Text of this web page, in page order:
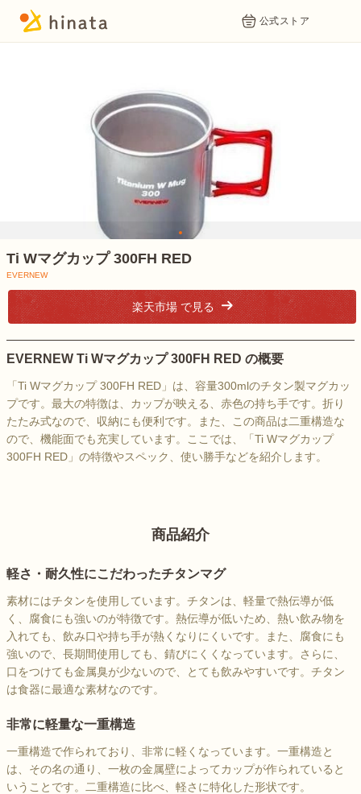
公式ストア
1
Ti Wマグカップ 300FH RED
EVERNEW
楽天市場 で見る
EVERNEW Ti Wマグカップ 300FH RED の概要
「Ti Wマグカップ 300FH RED」は、容量300mlのチタン製マグカッ
プです。最大の特徴は、カップが映える、赤色の持ち手です。折り
たたみ式なので、収納にも便利です。また、この商品は二重構造な
ので、機能面でも充実しています。ここでは、「Ti Wマグカップ
300FH RED」の特徴やスペック、使い勝手などを紹介します。
商品紹介
軽さ・耐久性にこだわったチタンマグ
素材にはチタンを使用しています。チタンは、軽量で熱伝導が低
く、腐食にも強いのが特徴です。熱伝導が低いため、熱い飲み物を
入れても、飲み口や持ち手が熱くなりにくいです。また、腐食にも
強いので、長期間使用しても、錆びにくくなっています。さらに、
口をつけても金属臭が少ないので、とても飲みやすいです。チタン
は食器に最適な素材なのです。
非常に軽量な一重構造
一重構造で作られており、非常に軽くなっています。一重構造と
は、その名の通り、一枚の金属壁によってカップが作られていると
いうことです。二重構造に比べ、軽さに特化した形状です。